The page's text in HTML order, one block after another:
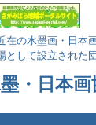
在の水墨画・日本
として設立された
・日本画